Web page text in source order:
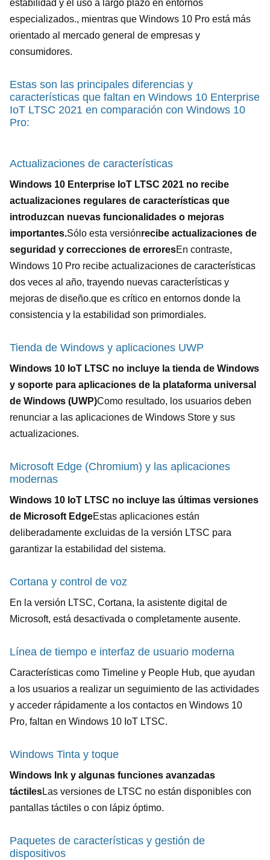
PRESENTACIóN
estabilidad y el uso a largo plazo en entornos
especializados., mientras que Windows 10 Pro está más
orientado al mercado general de empresas y
consumidores.
Estas son las principales diferencias y
características que faltan en Windows 10 Enterprise
IoT LTSC 2021 en comparación con Windows 10
Pro:
Actualizaciones de características
Windows 10 Enterprise IoT LTSC 2021 no recibe
actualizaciones regulares de características que
introduzcan nuevas funcionalidades o mejoras
importantes.Sólo esta versiónrecibe actualizaciones de
seguridad y correcciones de erroresEn contraste,
Windows 10 Pro recibe actualizaciones de características
dos veces al año, trayendo nuevas características y
mejoras de diseño.que es crítico en entornos donde la
consistencia y la estabilidad son primordiales.
Tienda de Windows y aplicaciones UWP
Windows 10 IoT LTSC no incluye la tienda de Windows
y soporte para aplicaciones de la plataforma universal
de Windows (UWP)Como resultado, los usuarios deben
renunciar a las aplicaciones de Windows Store y sus
actualizaciones.
Microsoft Edge (Chromium) y las aplicaciones
modernas
Windows 10 IoT LTSC no incluye las últimas versiones
de Microsoft EdgeEstas aplicaciones están
deliberadamente excluidas de la versión LTSC para
garantizar la estabilidad del sistema.
Cortana y control de voz
En la versión LTSC, Cortana, la asistente digital de
Microsoft, está desactivada o completamente ausente.
Línea de tiempo e interfaz de usuario moderna
Características como Timeline y People Hub, que ayudan
a los usuarios a realizar un seguimiento de las actividades
y acceder rápidamente a los contactos en Windows 10
Pro, faltan en Windows 10 IoT LTSC.
Windows Tinta y toque
Windows Ink y algunas funciones avanzadas
táctilesLas versiones de LTSC no están disponibles con
pantallas táctiles o con lápiz óptimo.
Paquetes de características y gestión de
dispositivos